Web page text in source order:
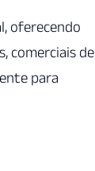
oferecendo
comerciais de
para